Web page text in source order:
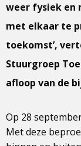
weer fysiek en
met elkaar te
toekomst’,
Stuurgroep
afloop van de
Op 28
Met deze